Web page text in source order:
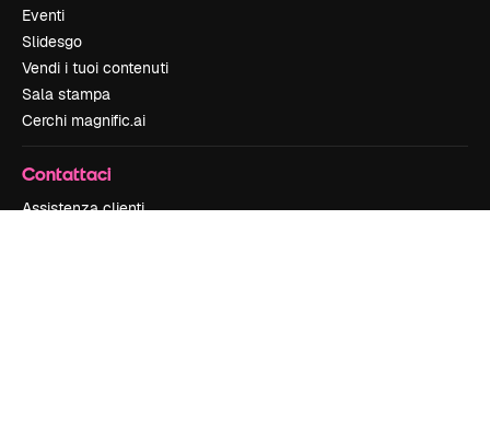
Eventi
Slidesgo
Vendi i tuoi contenuti
Sala stampa
Cerchi magnific.ai
Contattaci
Assistenza clienti